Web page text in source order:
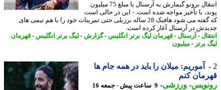
انتقال برونو گیمارش به آرسنال با مبلغ 75 میلیون
با تأخیر مواجه شده است. - این در حالی است
که گفته می شود هافبک 28 ساله برزیلی حتی تمرینات خود را با هم تیمی های
در آرسنال آغاز کرده است.
-آرسنال-قهرمان لیگ برتر انگلیس-گزارش -لیگ برتر انگلیس-قهرمان
برتر - میلیون
آموریم: میلان را باید در همه جام ها
کنم
-ورزشی-
9 ساعت پیش - جمعه 16